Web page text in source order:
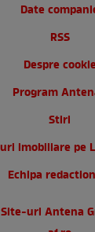
Date
RSS
Despre cookie
Program
Stiri
imobiliare pe
Echipa
Site-uri Antena